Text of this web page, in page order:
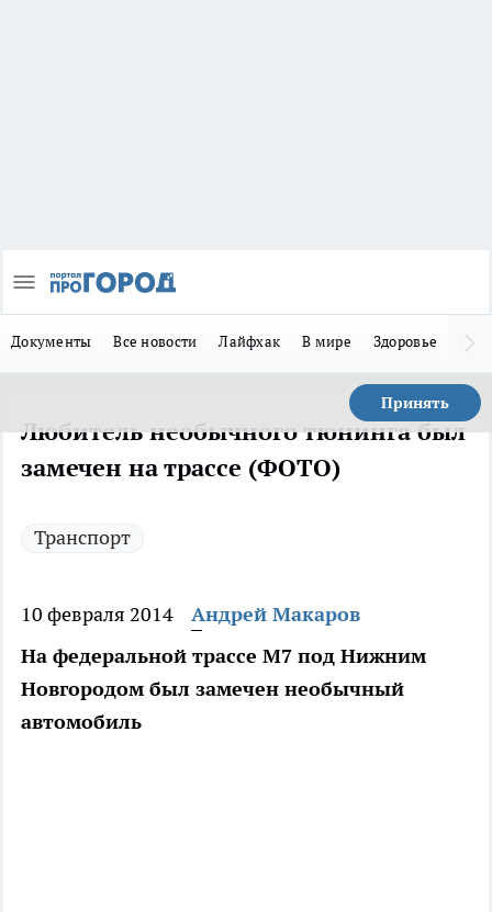
Документы Все новости Лайфхак В мире Здоровье
Принять
Любитель необычного тюнинга был
замечен на трассе (ФОТО)
Транспорт
10 февраля 2014
Андрей Макаров
На федеральной трассе М7 под Нижним
Новгородом был замечен необычный
автомобиль